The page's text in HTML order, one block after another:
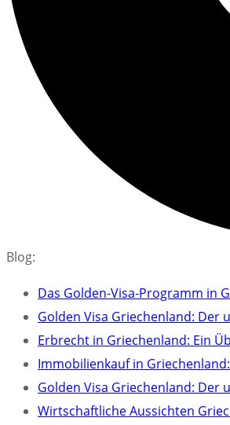
Blog:
Das Golden-Visa-Programm in
Golden Visa Griechenland: Der
Erbrecht in Griechenland: Ein
Immobilienkauf in
Golden Visa Griechenland: Der
Wirtschaftliche Aussichten